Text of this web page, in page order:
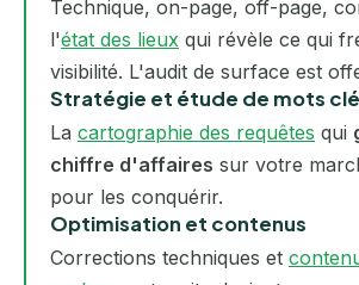
Technique, on-page, off-page,
l'état des lieux qui révèle ce qui
visibilité. L'audit de surface est
Stratégie et étude de mots
La cartographie des requêtes qui
chiffre d'affaires sur votre
pour les conquérir.
Optimisation et contenus
Corrections techniques et